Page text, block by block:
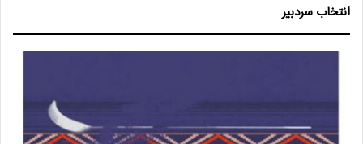
انتخاب سردبیر